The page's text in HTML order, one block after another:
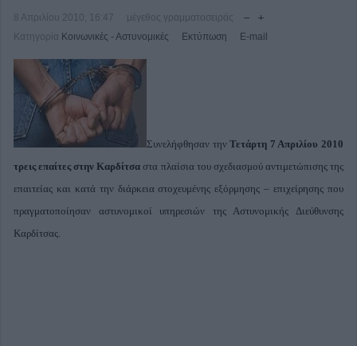
8 Απριλίου 2010, 16:47
μέγεθος γραμματοσειράς
Κατηγορία Κοινωνικές - Αστυνομικές Εκτύπωση E-mail
Συνελήφθησαν τηνΤετάρτη 7 Απριλίου 2010
τρεις επαίτες στην Καρδίτσα στα πλαίσια του σχεδιασμού αντιμετώπισης της
επαιτείας και κατά την διάρκεια στοχευμένης εξόρμησης – επιχείρησης που
πραγματοποίησαν αστυνομικοί υπηρεσιών της Αστυνομικής Διεύθυνσης
Καρδίτσας.